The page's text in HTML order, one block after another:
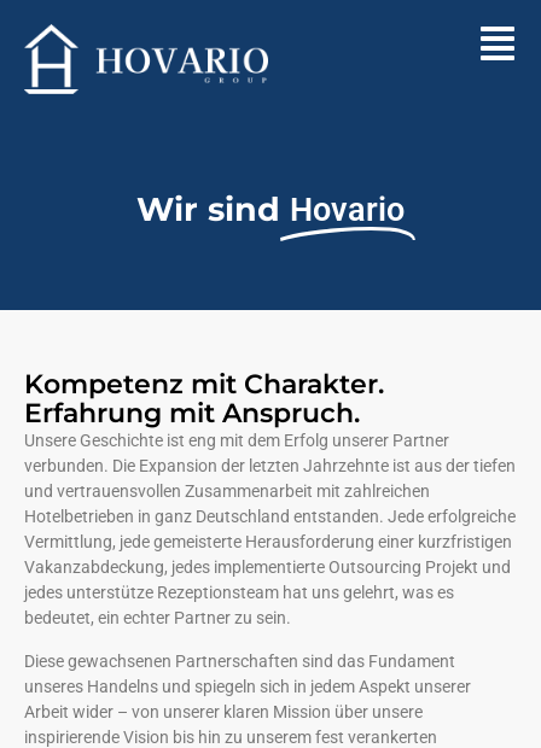
Wir sind Hovario
Kompetenz mit Charakter.
Erfahrung mit Anspruch.
Unsere Geschichte ist eng mit dem Erfolg unserer Partner
verbunden. Die Expansion der letzten Jahrzehnte ist aus der tiefen
und vertrauensvollen Zusammenarbeit mit zahlreichen
Hotelbetrieben in ganz Deutschland entstanden. Jede erfolgreiche
Vermittlung, jede gemeisterte Herausforderung einer kurzfristigen
Vakanzabdeckung, jedes implementierte Outsourcing Projekt und
jedes unterstütze Rezeptionsteam hat uns gelehrt, was es
bedeutet, ein echter Partner zu sein.
Diese gewachsenen Partnerschaften sind das Fundament
unseres Handelns und spiegeln sich in jedem Aspekt unserer
Arbeit wider – von unserer klaren Mission über unsere
inspirierende Vision bis hin zu unserem fest verankerten